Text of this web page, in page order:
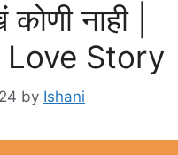
नाही |
Story
by Ishani